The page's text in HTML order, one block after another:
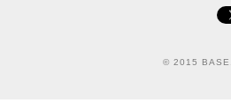
© 2015 BASE.